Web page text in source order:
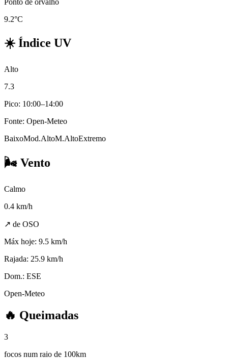
9.2°C
☀️ Índice UV
Alto
7.3
Pico: 10:00–14:00
Fonte: Open-Meteo
BaixoMod.AltoM.AltoExtremo
🌬️ Vento
Calmo
0.4 km/h
↗ de OSO
Máx hoje: 9.5 km/h
Rajada: 25.9 km/h
Dom.: ESE
Open-Meteo
🔥 Queimadas
3
focos num raio de 100km